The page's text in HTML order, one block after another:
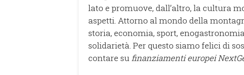
lato e promuove, dall’altro, la cultura
aspetti. Attorno al mondo della
storia, economia, sport,
solidarietà. Per questo siamo felici di
contare sufinanziamenti europei